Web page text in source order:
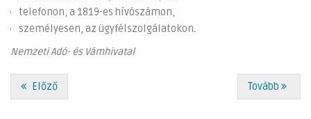
telefonon, a 1819-es hívószámon,
személyesen, az ügyfélszolgálatokon.
Nemzeti Adó- és Vámhivatal
Előző Tovább